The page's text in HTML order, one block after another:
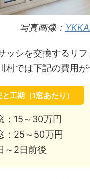
写真画像：
ッシを交換するリ
村では下記の費用が
工期（1窓あたり）
：15～30万円
：25～50万円
～2日前後